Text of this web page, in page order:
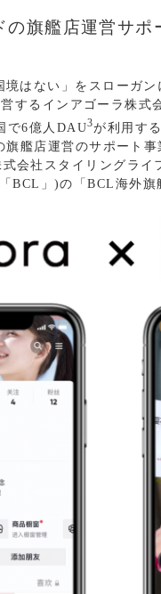
の旗艦店運営サ
境はない」をスローガ
するインアゴーラ株
で6億人DAU3が利用す
旗艦店運営のサポート
式会社スタイリングラ
「BCL」)の「BCL海外